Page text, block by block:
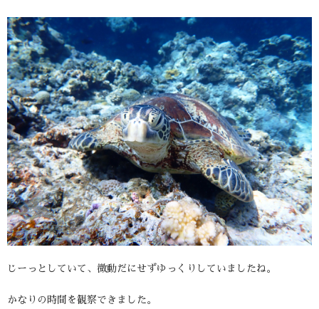
じーっとしていて、微動だにせずゆっくりしていましたね。
かなりの時間を観察できました。